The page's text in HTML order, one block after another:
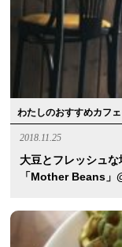
わたしのおすすめカフェ
2018.11.25
大豆とフレッシュ
「Mother Beans」